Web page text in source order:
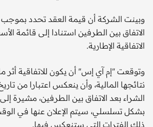
وبينت الشركة أن قيمة العقد تحدد بموجب
الاتفاق بين الطرفين استنادا إلى قائمة
الاتفاقية الإطارية.
وتوقعت "إم آي إس" أن يكون للاتفاقية أثر
نتائجها المالية، وأن ينعكس اعتبارا من
الشراء بعد الاتفاق بين الطرفين، مشيرة
بشكل تسلسلي، سيتم الإعلان عنها في
ذلك الفترات التي ستنعكس فيها.